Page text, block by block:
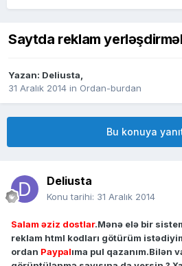
Saytda reklam
Yazan: Deliusta,
31 Aralık 2014 in Ordan-burdan
Bu konuya
Deliusta
Konu tarihi: 31 Aralık 2014
Salam əziz dostlar.Mənə elə bir
reklam html kodları götürüm
ordan Paypalıma pul qazanım.Bilən